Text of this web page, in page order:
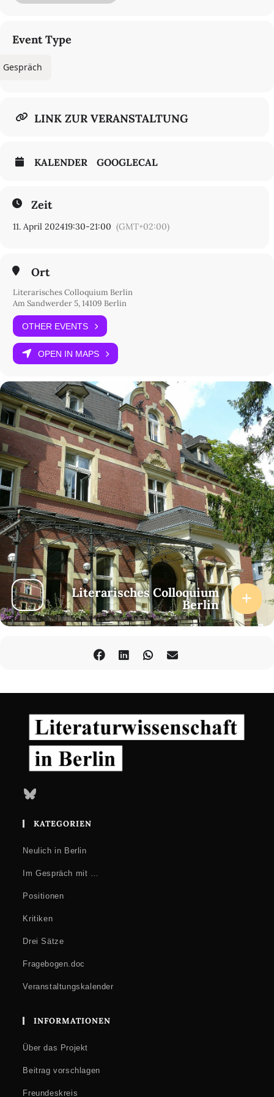
sowie der unter dem Namen Oky bekannte Zeichner Oktay Gençer,
außerdem der Cartoonist Memo Tembelçizer und der Autor Barış
Tickets online bestellen
Auch an der Abendkasse.
Event Type
Gespräch
LINK ZUR VERANSTALTUNG
KALENDER GOOGLECAL
Zeit
11. April 202419:30-21:00 (GMT+02:00)
Ort
Literarisches Colloquium Berlin
Am Sandwerder 5, 14109 Berlin
OTHER EVENTS
OPEN IN MAPS
Literarisches Colloquium
Berlin
Bluesky
KATEGORIEN
Neulich in Berlin
Im Gespräch mit …
Positionen
Kritiken
Drei Sätze
Fragebogen.doc
Veranstaltungskalender
INFORMATIONEN
Über das Projekt
Beitrag vorschlagen
Freundeskreis